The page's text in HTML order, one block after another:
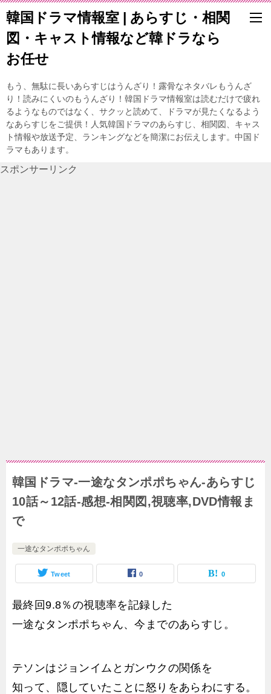
韓国ドラマ情報室 | あらすじ・相関
図・キャスト情報など韓ドラなら
お任せ
もう、無駄に長いあらすじはうんざり！露骨なネタバレもうんざ
り！読みにくいのもうんざり！韓国ドラマ情報室は読むだけで疲れ
るようなものではなく、サクッと読めて、ドラマが見たくなるよう
なあらすじをご提供！人気韓国ドラマのあらすじ、相関図、キャス
ト情報や放送予定、ランキングなどを簡潔にお伝えします。中国ド
ラマもあります。
スポンサーリンク
韓国ドラマ-一途なタンポポちゃん-あらすじ
10話～12話-感想-相関図,視聴率,DVD情報ま
で
一途なタンポポちゃん
Tweet 0 0
最終回9.8％の視聴率を記録した
一途なタンポポちゃん、今までのあらすじ。
テソンはジョンイムとガンウクの関係を
知って、隠していたことに怒りをあらわにする。